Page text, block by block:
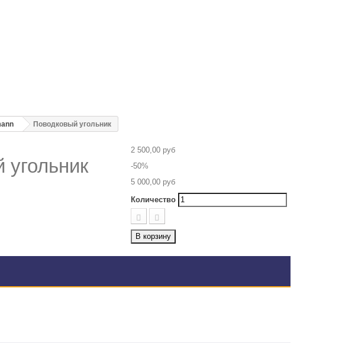
Поводковый угольник
2 500,00 руб
-50%
5 000,00 руб
Количество
В корзину